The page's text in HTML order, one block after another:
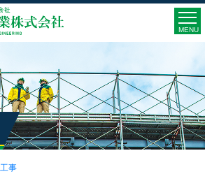
MENU
事